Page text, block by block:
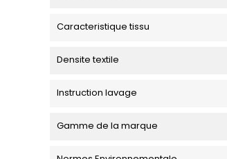
Caracteristique tissu
Densite textile
Instruction lavage
Gamme de la marque